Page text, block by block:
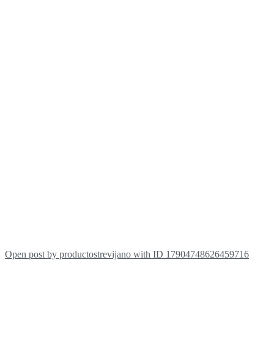
Open post by productostrevijano with ID 17904748626459716